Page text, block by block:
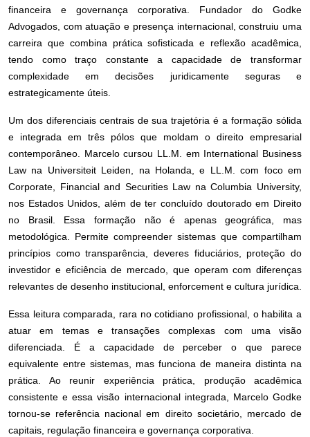
financeira e governança corporativa. Fundador do Godke
Advogados, com atuação e presença internacional, construiu uma
carreira que combina prática sofisticada e reflexão acadêmica,
tendo como traço constante a capacidade de transformar
complexidade em decisões juridicamente seguras e
estrategicamente úteis.
Um dos diferenciais centrais de sua trajetória é a formação sólida
e integrada em três pólos que moldam o direito empresarial
contemporâneo. Marcelo cursou LL.M. em International Business
Law na Universiteit Leiden, na Holanda, e LL.M. com foco em
Corporate, Financial and Securities Law na Columbia University,
nos Estados Unidos, além de ter concluído doutorado em Direito
no Brasil. Essa formação não é apenas geográfica, mas
metodológica. Permite compreender sistemas que compartilham
princípios como transparência, deveres fiduciários, proteção do
investidor e eficiência de mercado, que operam com diferenças
relevantes de desenho institucional, enforcement e cultura jurídica.
Essa leitura comparada, rara no cotidiano profissional, o habilita a
atuar em temas e transações complexas com uma visão
diferenciada. É a capacidade de perceber o que parece
equivalente entre sistemas, mas funciona de maneira distinta na
prática. Ao reunir experiência prática, produção acadêmica
consistente e essa visão internacional integrada, Marcelo Godke
tornou-se referência nacional em direito societário, mercado de
capitais, regulação financeira e governança corporativa.